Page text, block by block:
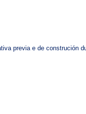
previa e de construción